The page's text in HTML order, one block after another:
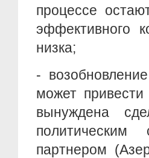
процессе
эффективного
низка;
-
может
вынуждена
партнером